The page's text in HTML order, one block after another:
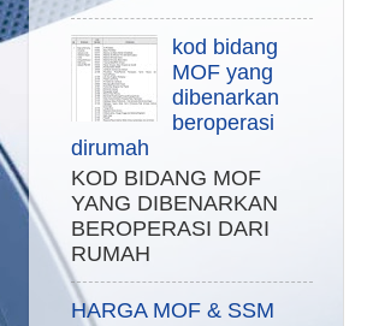
kod bidang
MOF yang
dibenarkan
beroperasi
dirumah
KOD BIDANG MOF
YANG DIBENARKAN
BEROPERASI DARI
RUMAH
HARGA MOF & SSM